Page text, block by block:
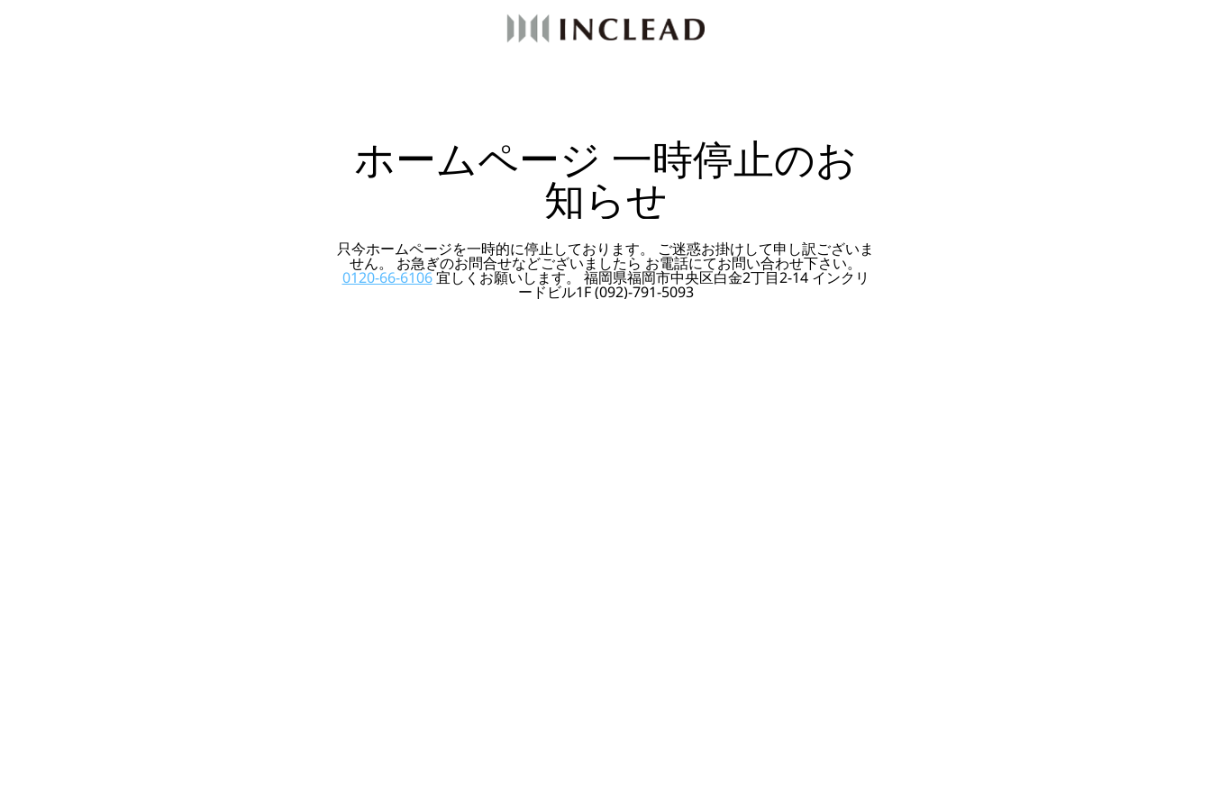
ホームページ 一時停止のお
知らせ
只今ホームページを一時的に停止しております。 ご迷惑お掛けして申し訳ございま
せん。 お急ぎのお問合せなどございましたら お電話にてお問い合わせ下さい。
0120-66-6106宜しくお願いします。 福岡県福岡市中央区白金2丁目2-14 インクリ
ードビル1F (092)-791-5093